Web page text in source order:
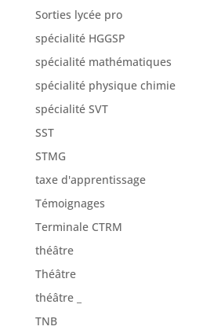
Sorties lycée pro
spécialité HGGSP
spécialité mathématiques
spécialité physique chimie
spécialité SVT
SST
STMG
taxe d'apprentissage
Témoignages
Terminale CTRM
théâtre
Théâtre
théâtre _
TNB